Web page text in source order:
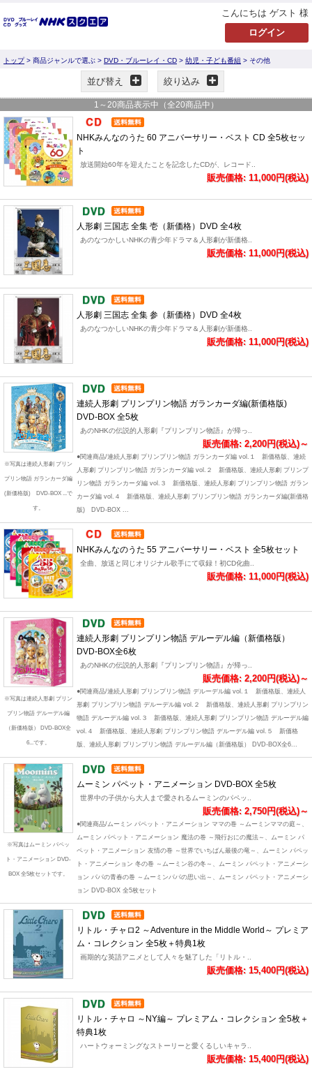
こんにちは ゲスト 様
トップ> 商品ジャンルで選ぶ > DVD・ブルーレイ・CD > 幼児・子ども番組 > その他
並び替え 絞り込み
1 ～ 20商品表示中（全20商品中）
NHKみんなのうた 60 アニバーサリー・ベスト CD 全5枚セッ
ト
放送開始60年を迎えたことを記念したCDが、レコード..
販売価格: 11,000円(税込)
人形劇 三国志 全集 壱（新価格）DVD 全4枚
あのなつかしいNHKの青少年ドラマ＆人形劇が新価格..
販売価格: 11,000円(税込)
人形劇 三国志 全集 参（新価格）DVD 全4枚
あのなつかしいNHKの青少年ドラマ＆人形劇が新価格..
販売価格: 11,000円(税込)
※写真は連続人形劇 プリン
プリン物語 ガランカーダ編
(新価格版) DVD-BOX ...で
す。
連続人形劇 プリンプリン物語 ガランカーダ編(新価格版)
DVD-BOX 全5枚
あのNHKの伝説的人形劇『プリンプリン物語』が帰っ..
販売価格: 2,200円(税込)～
●関連商品/連続人形劇 プリンプリン物語 ガランカーダ編 vol.１ 新価格版、連続
人形劇 プリンプリン物語 ガランカーダ編 vol.２ 新価格版、連続人形劇 プリンプ
リン物語 ガランカーダ編 vol.３ 新価格版、連続人形劇 プリンプリン物語 ガラン
カーダ編 vol.４ 新価格版、連続人形劇 プリンプリン物語 ガランカーダ編(新価格
版) DVD-BOX ...
NHKみんなのうた 55 アニバーサリー・ベスト 全5枚セット
全曲、放送と同じオリジナル歌手にて収録！初CD化曲..
販売価格: 11,000円(税込)
※写真は連続人形劇 プリン
プリン物語 デルーデル編
（新価格版） DVD-BOX全
6...です。
連続人形劇 プリンプリン物語 デルーデル編（新価格版）
DVD-BOX全6枚
あのNHKの伝説的人形劇『プリンプリン物語』が帰っ..
販売価格: 2,200円(税込)～
●関連商品/連続人形劇 プリンプリン物語 デルーデル編 vol.１ 新価格版、連続人
形劇 プリンプリン物語 デルーデル編 vol.２ 新価格版、連続人形劇 プリンプリン
物語 デルーデル編 vol.３ 新価格版、連続人形劇 プリンプリン物語 デルーデル編
vol.４ 新価格版、連続人形劇 プリンプリン物語 デルーデル編 vol.５ 新価格
版、連続人形劇 プリンプリン物語 デルーデル編（新価格版） DVD-BOX全6...
※写真はムーミン パペッ
ト・アニメーション DVD-
BOX 全5枚セットです。
ムーミン パペット・アニメーション DVD-BOX 全5枚
世界中の子供から大人まで愛されるムーミンのパペッ..
販売価格: 2,750円(税込)～
●関連商品/ムーミン パペット・アニメーション ママの巻 ～ムーミンママの庭～、
ムーミン パペット・アニメーション 魔法の巻 ～飛行おにの魔法～、ムーミン パ
ペット・アニメーション 友情の巻 ～世界でいちばん最後の竜～、ムーミン パペッ
ト・アニメーション 冬の巻 ～ムーミン谷の冬～、ムーミン パペット・アニメーシ
ョン パパの青春の巻 ～ムーミンパパの思い出～、ムーミン パペット・アニメーシ
ョン DVD-BOX 全5枚セット
リトル・チャロ2 ～Adventure in the Middle World～ プレミア
ム・コレクション 全5枚＋特典1枚
画期的な英語アニメとして人々を魅了した「リトル・..
販売価格: 15,400円(税込)
リトル・チャロ ～NY編～ プレミアム・コレクション 全5枚＋
特典1枚
ハートウォーミングなストーリーと愛くるしいキャラ..
販売価格: 15,400円(税込)